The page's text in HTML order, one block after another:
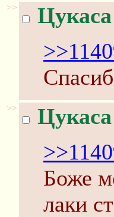
>> Цукаса
>> Цукаса
Боже
лаки